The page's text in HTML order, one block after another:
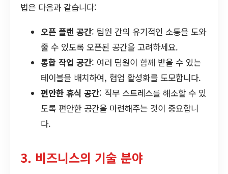
법은 다음과 같습니다:
오픈 플랜 공간: 팀원 간의 유기적인 소통을 도와
줄 수 있도록 오픈된 공간을 고려하세요.
통합 작업 공간: 여러 팀원이 함께 받을 수 있는
테이블을 배치하여, 협업 활성화를 도모합니다.
편안한 휴식 공간: 직무 스트레스를 해소할 수 있
도록 편안한 공간을 마련해주는 것이 중요합니
다.
3. 비즈니스의 기술 분야